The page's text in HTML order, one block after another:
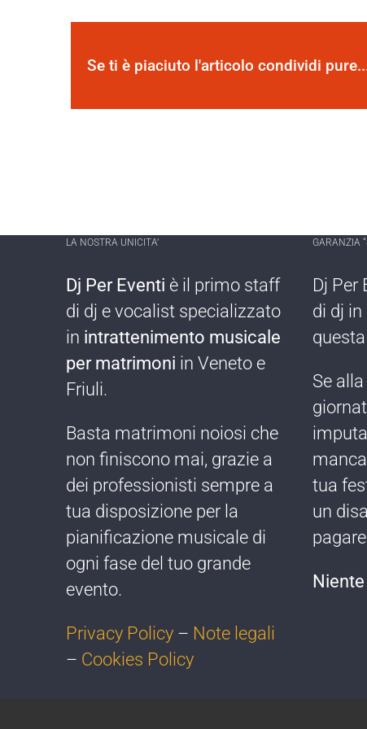
Se ti è piaciuto l'articolo condividi
LA NOSTRA UNICITA’
Dj Per Eventi è il primo staff
di dj e vocalist specializzato
in intrattenimento musicale
per matrimoni in Veneto e
Friuli.
Basta matrimoni noiosi che
non finiscono mai, grazie a
dei professionisti sempre a
tua disposizione per la
pianificazione musicale di
ogni fase del tuo grande
evento.
Privacy Policy – Note legali
– Cookies Policy
GARANZIA
Dj Per
di dj ​in
Se
tua
un